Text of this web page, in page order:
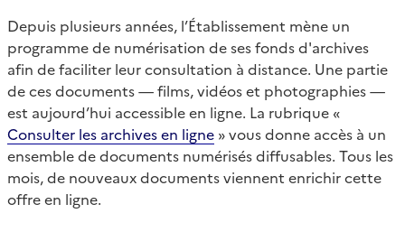
Depuis plusieurs années, l’Établissement mène un
programme de numérisation de ses fonds d'archives
afin de faciliter leur consultation à distance. Une partie
de ces documents — films, vidéos et photographies —
est aujourd’hui accessible en ligne. La rubrique «
Consulter les archives en ligne » vous donne accès à un
ensemble de documents numérisés diffusables. Tous les
mois, de nouveaux documents viennent enrichir cette
offre en ligne.